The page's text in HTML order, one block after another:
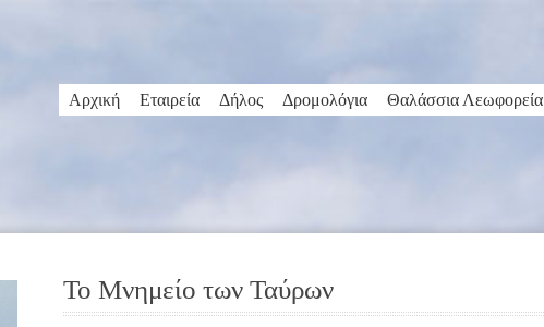
Αρχική Εταιρεία Δήλος Δρομολόγια Θαλάσσια Λεωφορεία
Το Μνημείο των Ταύρων